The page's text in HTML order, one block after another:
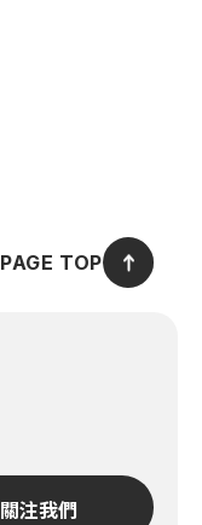
PAGE TOP
關注我們